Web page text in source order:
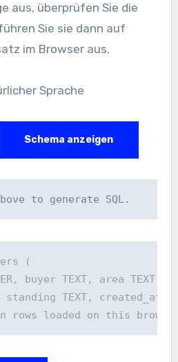
aus, überprüfen Sie die
Sie sie dann auf
im Browser aus.
Sprache
Schema anzeigen
to generate SQL.
(
buyer TEXT, area TEXT,
standing TEXT, created_at
loaded on this